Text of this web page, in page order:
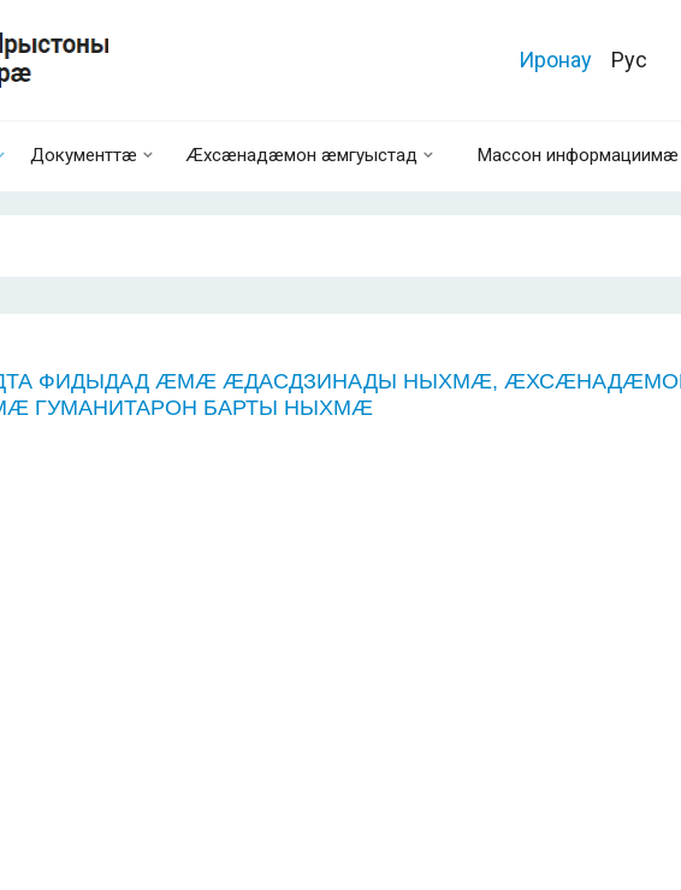
Иронау Рус
Документтæ Æхсæнадæмон æмгуыстад Массон информациимæ
ФИДЫДАД ӔМӔ ӔДАСДЗИНАДЫ НЫХМӔ, ӔХСӔНАДӔ
Ӕ ГУМАНИТАРОН БАРТЫ НЫХМӔ